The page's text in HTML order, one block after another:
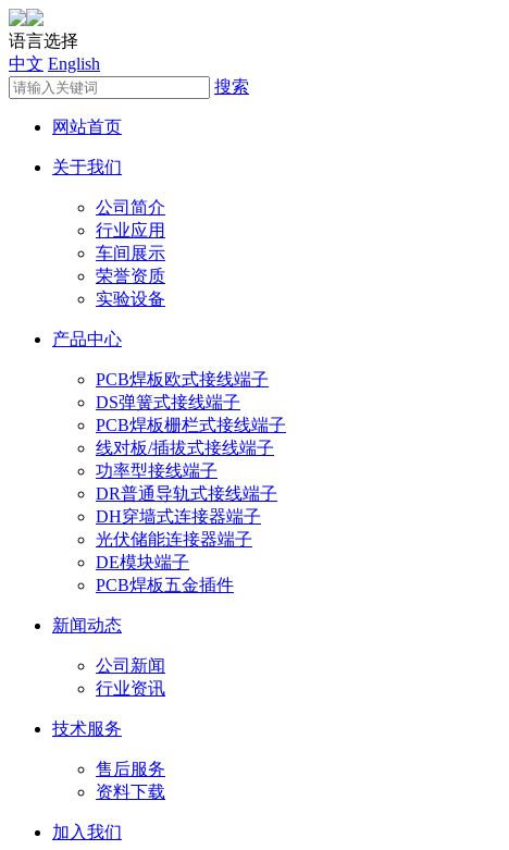
语言选择
中文 English
搜索
网站首页
关于我们
公司简介
行业应用
车间展示
荣誉资质
实验设备
产品中心
PCB焊板欧式接线端子
DS弹簧式接线端子
PCB焊板栅栏式接线端子
线对板/插拔式接线端子
功率型接线端子
DR普通导轨式接线端子
DH穿墙式连接器端子
光伏储能连接器端子
DE模块端子
PCB焊板五金插件
新闻动态
公司新闻
行业资讯
技术服务
售后服务
资料下载
加入我们